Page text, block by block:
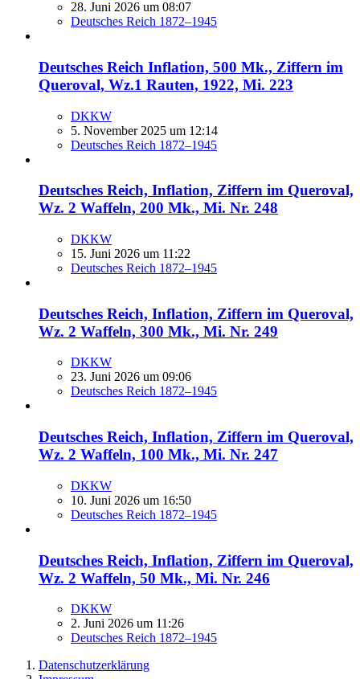
28. Juni 2026 um 08:07
Deutsches Reich 1872–1945
Deutsches Reich Inflation, 500 Mk., Ziffern im
Queroval, Wz.1 Rauten, 1922, Mi. 223
DKKW
5. November 2025 um 12:14
Deutsches Reich 1872–1945
Deutsches Reich, Inflation, Ziffern im Queroval,
Wz. 2 Waffeln, 200 Mk., Mi. Nr. 248
DKKW
15. Juni 2026 um 11:22
Deutsches Reich 1872–1945
Deutsches Reich, Inflation, Ziffern im Queroval,
Wz. 2 Waffeln, 300 Mk., Mi. Nr. 249
DKKW
23. Juni 2026 um 09:06
Deutsches Reich 1872–1945
Deutsches Reich, Inflation, Ziffern im Queroval,
Wz. 2 Waffeln, 100 Mk., Mi. Nr. 247
DKKW
10. Juni 2026 um 16:50
Deutsches Reich 1872–1945
Deutsches Reich, Inflation, Ziffern im Queroval,
Wz. 2 Waffeln, 50 Mk., Mi. Nr. 246
DKKW
2. Juni 2026 um 11:26
Deutsches Reich 1872–1945
Datenschutzerklärung